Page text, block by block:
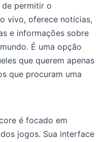
permitir o
vivo, oferece notícias,
e informações sobre
É uma opção
que querem apenas
que procuram uma
é focado em
jogos. Sua interface